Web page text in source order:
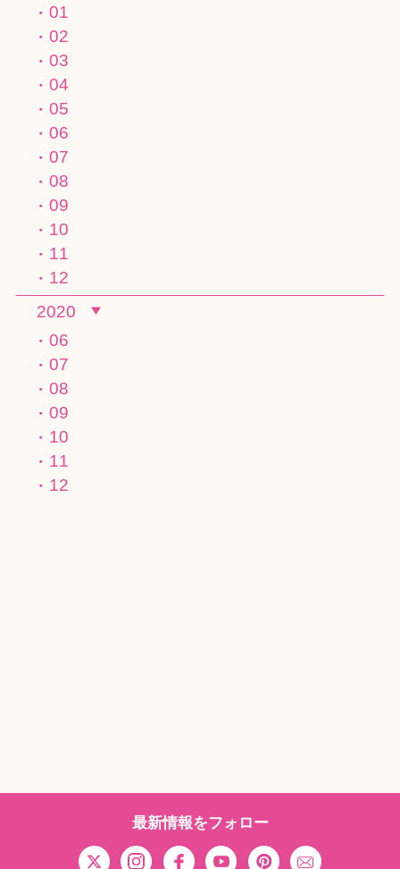
01
02
03
04
05
06
07
08
09
10
11
12
2020
06
07
08
09
10
11
12
最新情報をフォロー